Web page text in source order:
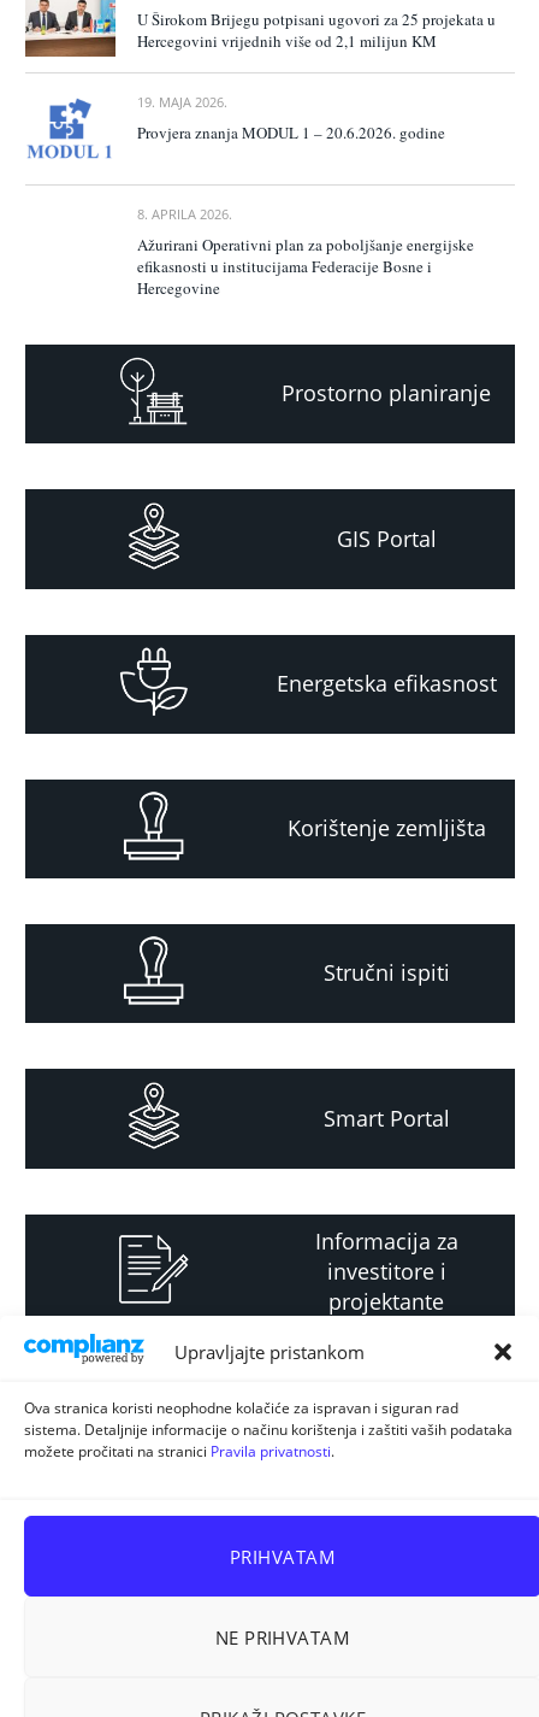
Upravljajte pristankom
Ova stranica koristi neophodne kolačiće za ispravan i siguran rad
sistema. Detaljnije informacije o načinu korištenja i zaštiti vaših podataka
možete pročitati na stranici Pravila privatnosti.
PRIHVATAM
NE PRIHVATAM
U Širokom Brijegu potpisani ugovori za 25 projekata u
Hercegovini vrijednih više od 2,1 milijun KM
19. MAJA 2026.
Provjera znanja MODUL 1 – 20.6.2026. godine
8. APRILA 2026.
Ažurirani Operativni plan za poboljšanje energijske
efikasnosti u institucijama Federacije Bosne i
Hercegovine
Prostorno planiranje
GIS Portal
Energetska efikasnost
Korištenje zemljišta
Stručni ispiti
Smart Portal
Informacija za
investitore i
projektante
Strateški i planski
dokument